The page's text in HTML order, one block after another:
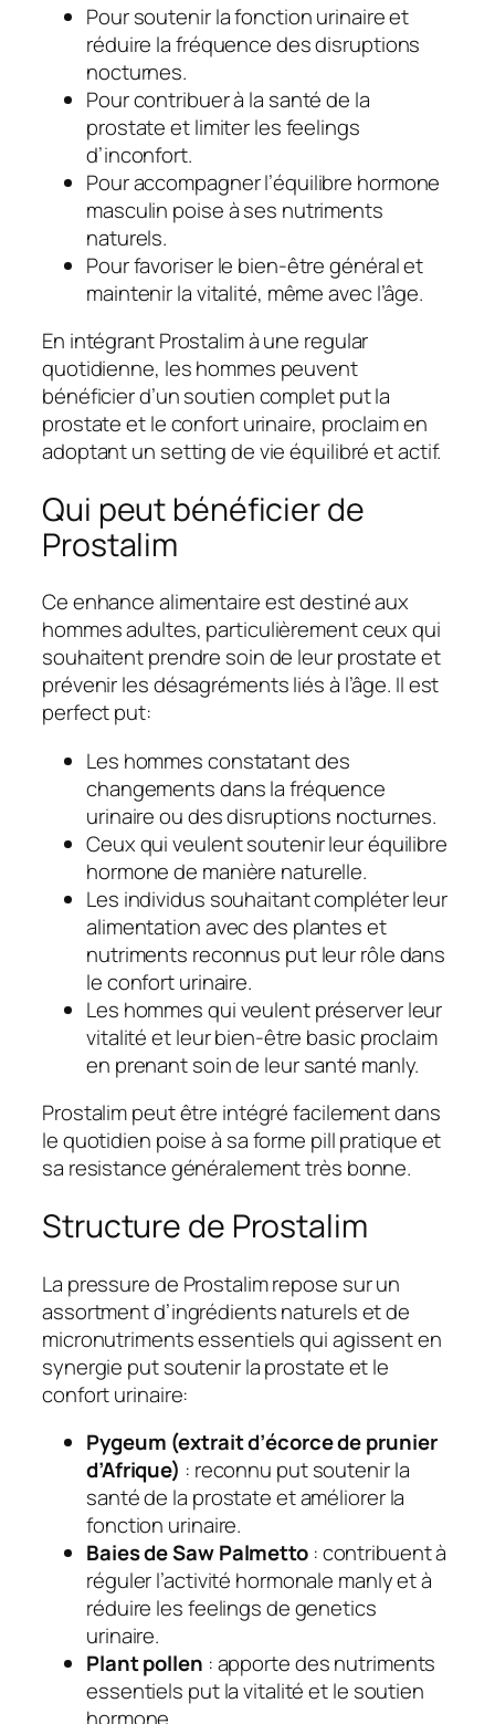
Pour soutenir la fonction urinaire et
réduire la fréquence des disruptions
nocturnes.
Pour contribuer à la santé de la
prostate et limiter les feelings
d’inconfort.
Pour accompagner l’équilibre hormone
masculin poise à ses nutriments
naturels.
Pour favoriser le bien-être général et
maintenir la vitalité, même avec l’âge.
En intégrant Prostalim à une regular
quotidienne, les hommes peuvent
bénéficier d’un soutien complet put la
prostate et le confort urinaire, proclaim en
adoptant un setting de vie équilibré et actif.
Qui peut bénéficier de
Prostalim
Ce enhance alimentaire est destiné aux
hommes adultes, particulièrement ceux qui
souhaitent prendre soin de leur prostate et
prévenir les désagréments liés à l’âge. Il est
perfect put:
Les hommes constatant des
changements dans la fréquence
urinaire ou des disruptions nocturnes.
Ceux qui veulent soutenir leur équilibre
hormone de manière naturelle.
Les individus souhaitant compléter leur
alimentation avec des plantes et
nutriments reconnus put leur rôle dans
le confort urinaire.
Les hommes qui veulent préserver leur
vitalité et leur bien-être basic proclaim
en prenant soin de leur santé manly.
Prostalim peut être intégré facilement dans
le quotidien poise à sa forme pill pratique et
sa resistance généralement très bonne.
Structure de Prostalim
La pressure de Prostalim repose sur un
assortment d’ingrédients naturels et de
micronutriments essentiels qui agissent en
synergie put soutenir la prostate et le
confort urinaire:
Pygeum (extrait d’écorce de prunier
d’Afrique) : reconnu put soutenir la
santé de la prostate et améliorer la
fonction urinaire.
Baies de Saw Palmetto : contribuent à
réguler l’activité hormonale manly et à
réduire les feelings de genetics
urinaire.
Plant pollen : apporte des nutriments
essentiels put la vitalité et le soutien